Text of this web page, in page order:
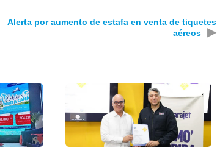
Alerta por aumento de estafa en venta de tiquetes
aéreos
▶